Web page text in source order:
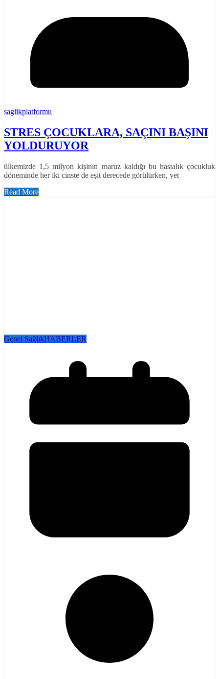
saglikplatformu
STRES ÇOCUKLARA, SAÇINI BAŞINI
YOLDURUYOR
ülkemizde 1,5 milyon kişinin maruz kaldığı bu hastalık çocukluk
döneminde her iki cinste de eşit derecede görülürken, yet
Read More
Genel SağlıkHABERLER